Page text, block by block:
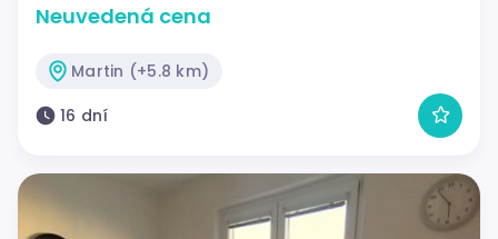
Neuvedená cena
Martin (+5.8 km)
16 dní